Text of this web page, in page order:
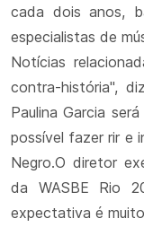
cada dois anos,
especialistas de
Notícias
contra-história",
Paulina Garcia
possível fazer rir e
Negro.O diretor
da WASBE Rio
expectativa é